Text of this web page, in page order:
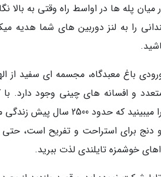
میان پله ها در اواسط راه وقتی به
را به لنز دوربین های شما هدیه
باغ معبدگاه، مجسمه ای سفید از
و افسانه های چینی وجود دارد.
کنفوسیوس را میبینید
و دنج برای استراحت و تفریح است،
خوشمزه تایلندی لذت ببرید.